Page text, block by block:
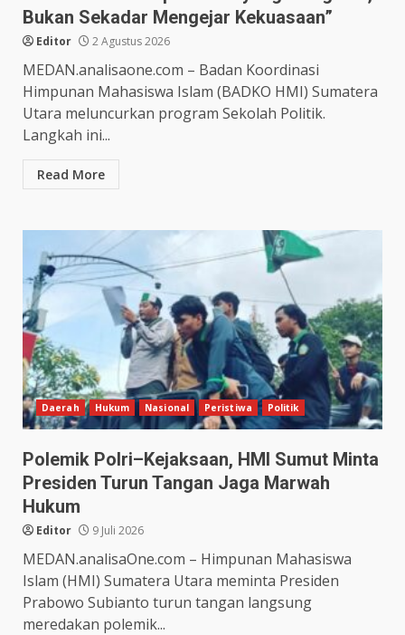
Bukan Sekadar Mengejar Kekuasaan”
Editor 2 Agustus 2026
MEDAN.analisaone.com – Badan Koordinasi
Himpunan Mahasiswa Islam (BADKO HMI) Sumatera
Utara meluncurkan program Sekolah Politik.
Langkah ini...
Read More
Daerah Hukum Nasional Peristiwa Politik
Polemik Polri–Kejaksaan, HMI Sumut Minta
Presiden Turun Tangan Jaga Marwah
Hukum
Editor 9 Juli 2026
MEDAN.analisaOne.com – Himpunan Mahasiswa
Islam (HMI) Sumatera Utara meminta Presiden
Prabowo Subianto turun tangan langsung
meredakan polemik...